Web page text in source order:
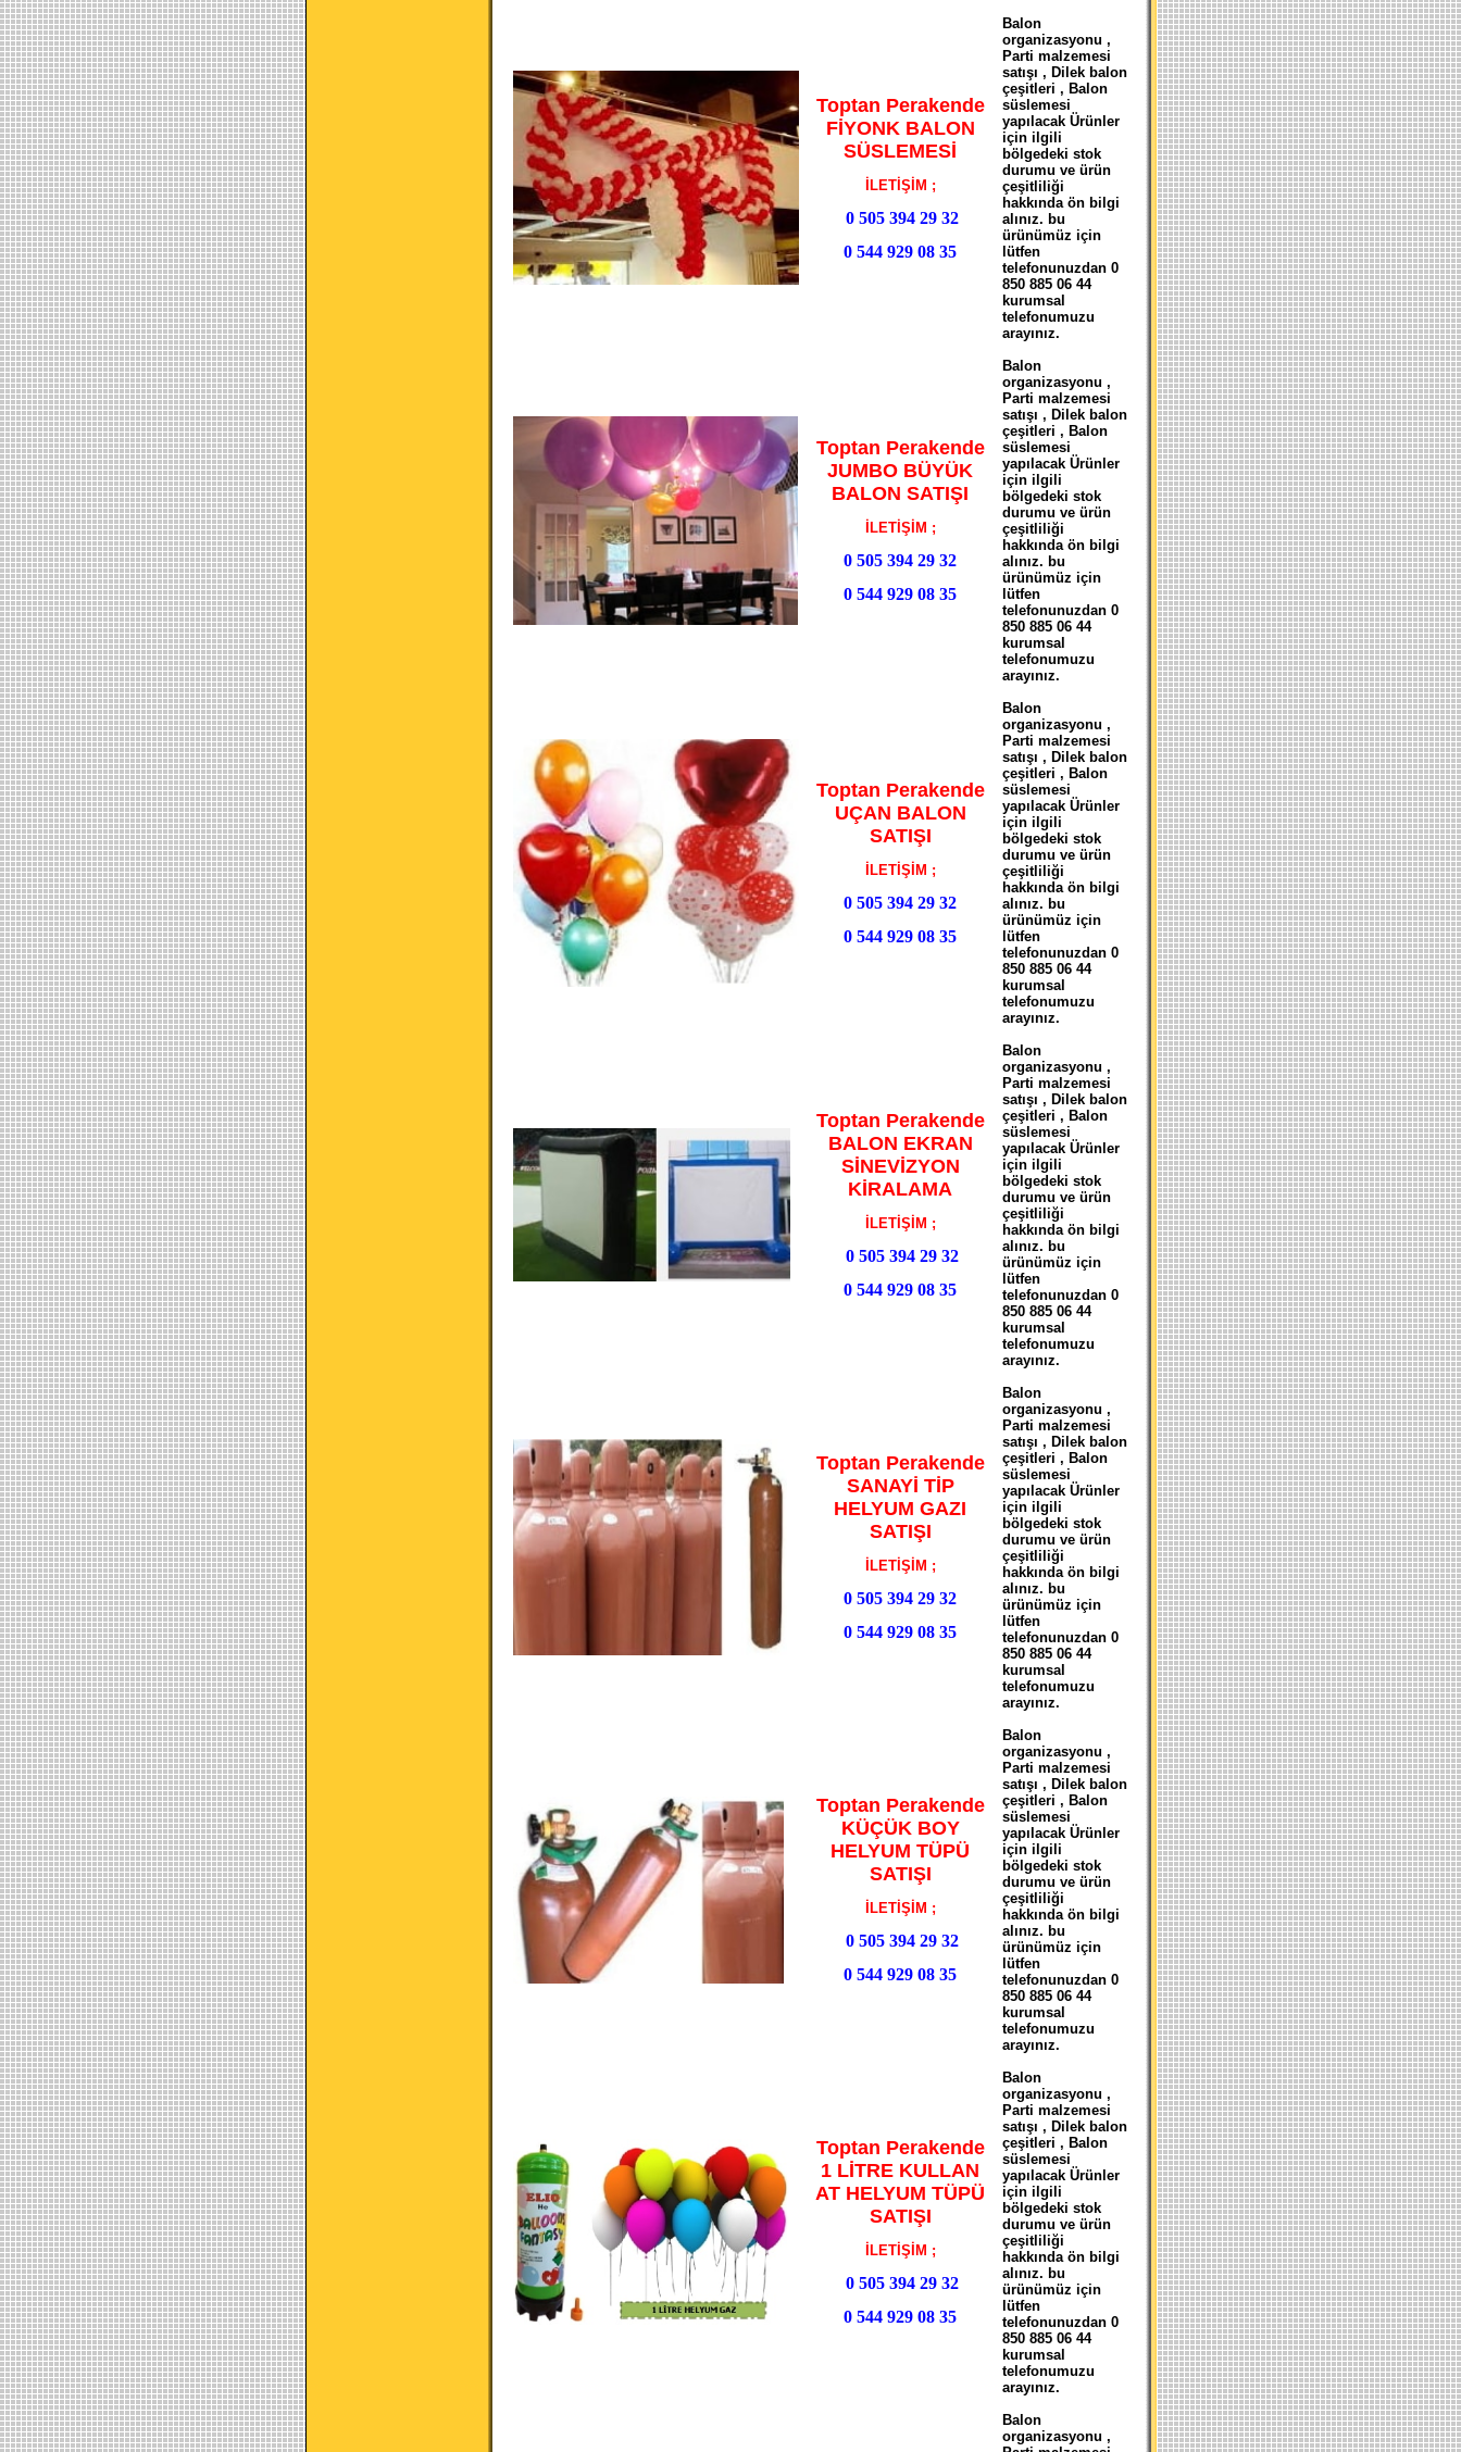
Toptan Perakende
FİYONK BALON
SÜSLEMESİ
İLETİŞİM ;
0 505 394 29 32
0 544 929 08 35
Balon
organizasyonu ,
Parti malzemesi
satışı , Dilek balon
çeşitleri , Balon
süslemesi
yapılacak Ürünler
için ilgili
bölgedeki stok
durumu ve ürün
çeşitliliği
hakkında ön bilgi
alınız. bu
ürünümüz için
lütfen
telefonunuzdan 0
850 885 06 44
kurumsal
telefonumuzu
arayınız.
Toptan Perakende
JUMBO BÜYÜK
BALON SATIŞI
İLETİŞİM ;
0 505 394 29 32
0 544 929 08 35
Balon
organizasyonu ,
Parti malzemesi
satışı , Dilek balon
çeşitleri , Balon
süslemesi
yapılacak Ürünler
için ilgili
bölgedeki stok
durumu ve ürün
çeşitliliği
hakkında ön bilgi
alınız. bu
ürünümüz için
lütfen
telefonunuzdan 0
850 885 06 44
kurumsal
telefonumuzu
arayınız.
Toptan Perakende
UÇAN BALON
SATIŞI
İLETİŞİM ;
0 505 394 29 32
0 544 929 08 35
Balon
organizasyonu ,
Parti malzemesi
satışı , Dilek balon
çeşitleri , Balon
süslemesi
yapılacak Ürünler
için ilgili
bölgedeki stok
durumu ve ürün
çeşitliliği
hakkında ön bilgi
alınız. bu
ürünümüz için
lütfen
telefonunuzdan 0
850 885 06 44
kurumsal
telefonumuzu
arayınız.
Toptan Perakende
BALON EKRAN
SİNEVİZYON
KİRALAMA
İLETİŞİM ;
0 505 394 29 32
0 544 929 08 35
Balon
organizasyonu ,
Parti malzemesi
satışı , Dilek balon
çeşitleri , Balon
süslemesi
yapılacak Ürünler
için ilgili
bölgedeki stok
durumu ve ürün
çeşitliliği
hakkında ön bilgi
alınız. bu
ürünümüz için
lütfen
telefonunuzdan 0
850 885 06 44
kurumsal
telefonumuzu
arayınız.
Toptan Perakende
SANAYİ TİP
HELYUM GAZI
SATIŞI
İLETİŞİM ;
0 505 394 29 32
0 544 929 08 35
Balon
organizasyonu ,
Parti malzemesi
satışı , Dilek balon
çeşitleri , Balon
süslemesi
yapılacak Ürünler
için ilgili
bölgedeki stok
durumu ve ürün
çeşitliliği
hakkında ön bilgi
alınız. bu
ürünümüz için
lütfen
telefonunuzdan 0
850 885 06 44
kurumsal
telefonumuzu
arayınız.
Toptan Perakende
KÜÇÜK BOY
HELYUM TÜPÜ
SATIŞI
İLETİŞİM ;
0 505 394 29 32
0 544 929 08 35
Balon
organizasyonu ,
Parti malzemesi
satışı , Dilek balon
çeşitleri , Balon
süslemesi
yapılacak Ürünler
için ilgili
bölgedeki stok
durumu ve ürün
çeşitliliği
hakkında ön bilgi
alınız. bu
ürünümüz için
lütfen
telefonunuzdan 0
850 885 06 44
kurumsal
telefonumuzu
arayınız.
Toptan Perakende
1 LİTRE KULLAN
AT HELYUM TÜPÜ
SATIŞI
İLETİŞİM ;
0 505 394 29 32
0 544 929 08 35
Balon
organizasyonu ,
Parti malzemesi
satışı , Dilek balon
çeşitleri , Balon
süslemesi
yapılacak Ürünler
için ilgili
bölgedeki stok
durumu ve ürün
çeşitliliği
hakkında ön bilgi
alınız. bu
ürünümüz için
lütfen
telefonunuzdan 0
850 885 06 44
kurumsal
telefonumuzu
arayınız.
Balon
organizasyonu ,